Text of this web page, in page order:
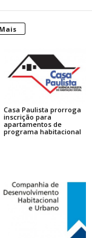
Mais
Casa Paulista prorroga
inscrição para
apartamentos de
programa habitacional